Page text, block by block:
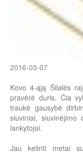
2016-03-07
Kovo 4-ąją Šilalės
pravėrė duris. Čia
traukė gausybė
siuviniai, siuvinėjimo
lankytojai.
Jau kelinti metai